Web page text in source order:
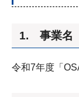
1. 事業名
令和7年度「